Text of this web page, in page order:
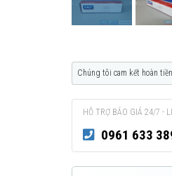
Chúng tôi cam kết hoàn
HỖ TRỢ BÁO GIÁ 24/7 -
0961 633